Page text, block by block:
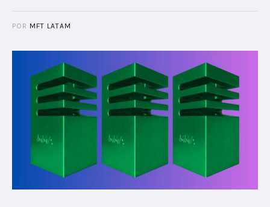
CONECTADES
PODCAST
PLAYBOOKS
NOVEDADES DE LOS MIEMBROS
POR MFT LATAM